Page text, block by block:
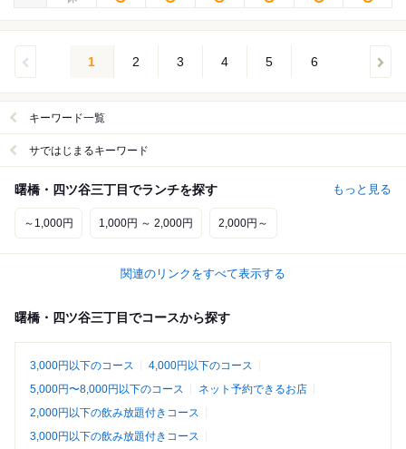
1 2 3 4 5 6
キーワード一覧
サではじまるキーワード
曙橋・四ツ谷三丁目でランチを探す もっと見る
～1,000円 1,000円 ～ 2,000円 2,000円～
関連のリンクをすべて表示する
曙橋・四ツ谷三丁目でコースから探す
3,000円以下のコース
4,000円以下のコース
5,000円〜8,000円以下のコース
ネット予約できるお店
2,000円以下の飲み放題付きコース
3,000円以下の飲み放題付きコース